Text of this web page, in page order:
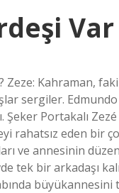
Var
Zeze: Kahraman,
sergiler.
Şeker Portakalı
rahatsız eden bir
ve annesinin
tek bir arkadaşı
büyükannesini